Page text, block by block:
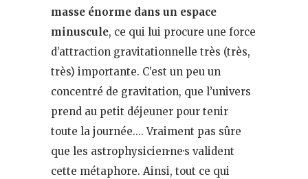
masse énorme dans un espace
minuscule, ce qui lui procure une force
d’attraction gravitationnelle très (très,
très) importante. C’est un peu un
concentré de gravitation, que l’univers
prend au petit déjeuner pour tenir
toute la journée…. Vraiment pas sûre
que les astrophysicien·ne·s valident
cette métaphore. Ainsi, tout ce qui